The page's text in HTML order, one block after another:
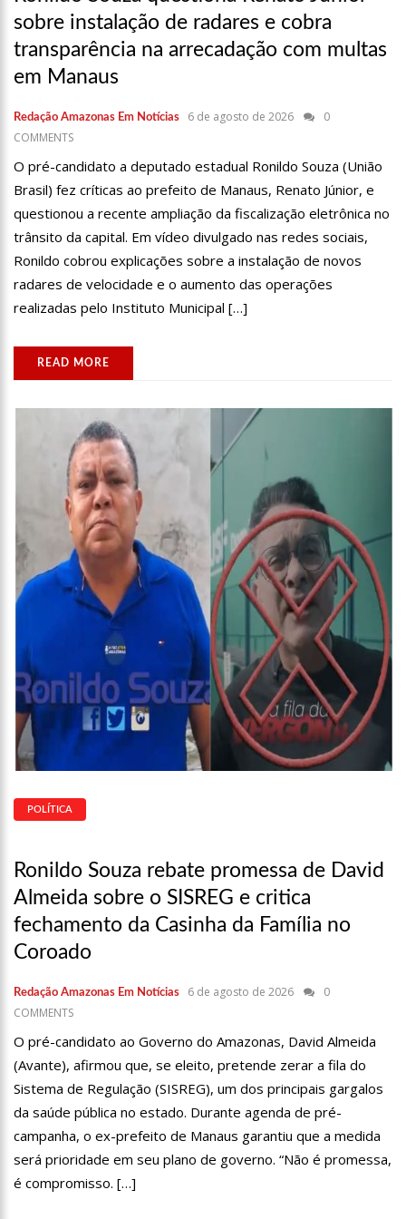
12:51
Hissa Abrahão dispara e deve ser o primeiro no Avante à
Câmara Federal
21:55 Hissa Abrahão fala em oportunidades para feirantes no
20:33 Hissa Abrahão pede aos eleitores que compareçam às urnas
10:39 Tecnologia 5G: Sinal em Manaus será ativado até novembro
deste ano
10:32 Vacinação contra Covid-19 acontece em 12 postos neste
sábado em Manaus
18:03 Bolsistas do Prouni começam a receber hoje auxílio de R$
Pesquisa aponta que tecnologia pode ajudar na melhoria da
qualidade das escolas no Amazonas
obras para combater desemprego? fome e miséria
19:46 Viviane Lima é aposta do MDB para ser deputada federal do
Prefeitura abre credenciamento de prestadores de serviços
para o Manausmed
Pré-Candidata a Deputada Federal, Viviane Lima(MDB)
desponta nas pesquisas de intenção de votos
Populares expulsam equipe da Amazonas Energia que
tentava instalar novos medidores em Manaus
08:46
Bolsonaro vai retornar a Manaus na segunda quinzena de
Junho, afirma Menezes
22:10 PRÉ-CANDIDATURA – ‘Vamos mostrar nossa força’, diz Arthur
ao ser ovacionado em festa popular
Mais de 50 unidades de saúde da Prefeitura ofertam vacina
contra a Covid-19 nesta semana em Manaus
13:57
Moradores celebram pagamento de indenizações do Anel
Viário Leste
11:55 Enem só em 2022, tem 3,3 milhões de inscrições confirmadas
no Brasil
11:32
Engenheiro é o segundo brasileiro a viajar ao espaço, confira
agora:
15:24 Wilson Lima concede a 6.705 famílias o direito de uso da terra
em 11 Unidades de Conservação Estaduais
20:34 Capacitação para Conselheiros Tutelares do Amazonas tem
inicio programado para setembro
17:01 Veja agora a programação Cultural para o domingo do Dia
21:23 Após Receber R$21,4 Milhões Do Governo Do Amazonas,
suas belas performance
19:03 Deputado Péricles Faz Manobra Que Pode Enterrar CPI Da
Pandemia, Na ALEAM
14:31 Começa na próxima semana em Manaus, a vacinação em
massa contra a Influenza, sendo disponibilizada para toda
população.
11:41 Morre Otávio Raman Neves, dono do jornal em tempo,
afiliada do SBT em Manaus, de covid-19. Muita emoção dos
familiares e amigos que compareceram ao velório.
17:35 Omar Aziz anuncia, CPI da Covid não fará recesso.
sobre instalação de radares e cobra
transparência na arrecadação com multas
em Manaus
Redação Amazonas Em Notícias 6 de agosto de 2026
0
COMMENTS
O pré-candidato a deputado estadual Ronildo Souza (União
Brasil) fez críticas ao prefeito de Manaus, Renato Júnior, e
questionou a recente ampliação da fiscalização eletrônica no
trânsito da capital. Em vídeo divulgado nas redes sociais,
Ronildo cobrou explicações sobre a instalação de novos
radares de velocidade e o aumento das operações
realizadas pelo Instituto Municipal […]
READ MORE
POLÍTICA
Ronildo Souza rebate promessa de David
Almeida sobre o SISREG e critica
fechamento da Casinha da Família no
Coroado
Redação Amazonas Em Notícias 6 de agosto de 2026
0
COMMENTS
O pré-candidato ao Governo do Amazonas, David Almeida
(Avante), afirmou que, se eleito, pretende zerar a fila do
Sistema de Regulação (SISREG), um dos principais gargalos
da saúde pública no estado. Durante agenda de pré-
campanha, o ex-prefeito de Manaus garantiu que a medida
será prioridade em seu plano de governo. “Não é promessa,
é compromisso. […]